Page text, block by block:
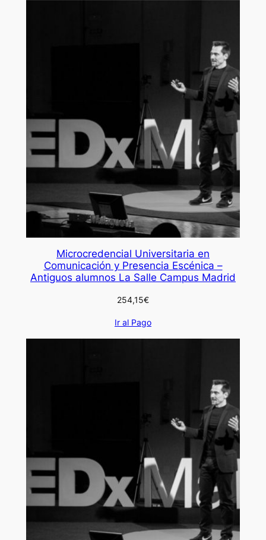
Microcredencial Universitaria en
Comunicación y Presencia Escénica –
Antiguos alumnos La Salle Campus Madrid
254,15€
Ir al Pago